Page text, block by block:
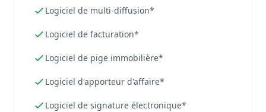
Logiciel de multi-diffusion*
Logiciel de facturation*
Logiciel de pige immobilière*
Logiciel d'apporteur d'affaire*
Logiciel de signature électronique*